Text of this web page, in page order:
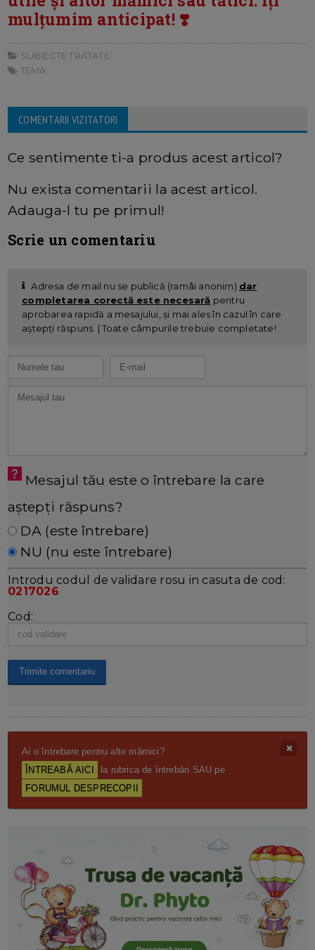
mulțumim anticipat! ❣️
SUBIECTE TRATATE:
TEMA:
COMENTARII VIZITATORI
Ce sentimente ti-a produs acest articol?
Nu exista comentarii la acest articol.
Adauga-l tu pe primul!
Scrie un comentariu
Adresa de mail nu se publică (ramâi anonim) dar
completarea corectă este necesară pentru
aprobarea rapidă a mesajului, și mai ales în cazul în care
aștepți răspuns. | Toate câmpurile trebuie completate!
Mesajul tău este o întrebare la care
aștepți răspuns?
DA (este întrebare)
NU (nu este întrebare)
Introdu codul de validare rosu in casuta de cod:
0217026
Cod:
Ai o întrebare pentru alte mămici?
ÎNTREABĂ AICI
la rubrica de întrebări SAU pe
FORUMUL DESPRECOPII